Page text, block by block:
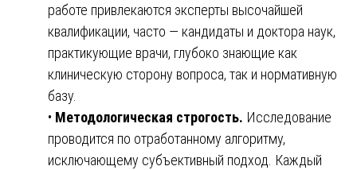
работе привлекаются эксперты высочайшей
квалификации, часто — кандидаты и доктора наук,
практикующие врачи, глубоко знающие как
клиническую сторону вопроса, так и нормативную
базу.
• Методологическая строгость. Исследование
проводится по отработанному алгоритму,
исключающему субъективный подход. Каждый